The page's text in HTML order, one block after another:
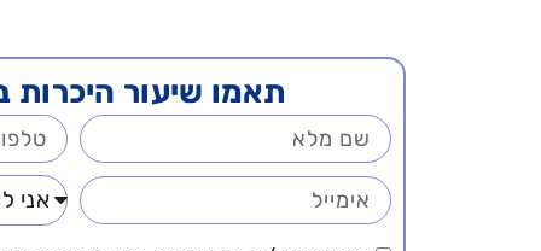
תאמו שיעור היכרות